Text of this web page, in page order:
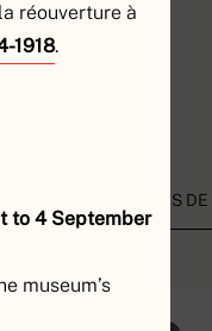
réouverture à
1918.
to 4 September
museum’s
ET RESSOURCES